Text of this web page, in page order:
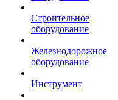
Строительное
оборудование
Железнодорожное
оборудование
Инструмент